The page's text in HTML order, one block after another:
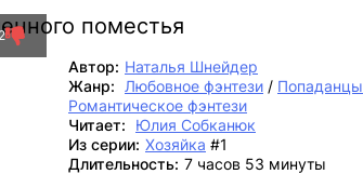
поместья
Автор: Наталья Шнейдер
Жанр:
Любовное фэнтези / Попаданцы
Романтическое фэнтези
Читает:
Юлия Собканюк
Из серии: Хозяйка #1
Длительность: 7 часов 53 минуты